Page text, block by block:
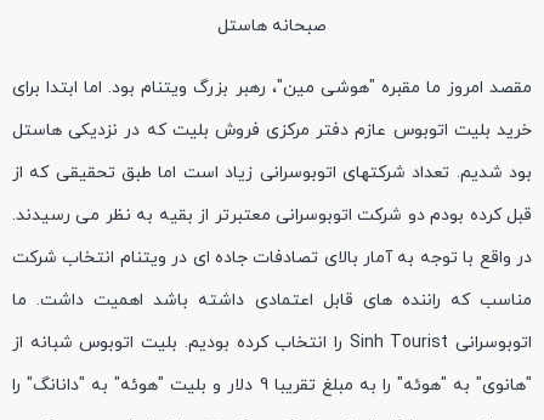
صبحانه هاستل
مقصد امروز ما مقبره "هوشی مین"، رهبر بزرگ ویتنام بود. اما ابتدا برای
خرید بلیت اتوبوس عازم دفتر مرکزی فروش بلیت که در نزدیکی هاستل
بود شدیم. تعداد شرکتهای اتوبوسرانی زیاد است اما طبق تحقیقی که از
قبل کرده بودم دو شرکت اتوبوسرانی معتبرتر از بقیه به نظر می رسیدند.
در واقع با توجه به آمار بالای تصادفات جاده ای در ویتنام انتخاب شرکت
مناسب که راننده های قابل اعتمادی داشته باشد اهمیت داشت. ما
اتوبوسرانی Sinh Tourist را انتخاب کرده بودیم. بلیت اتوبوس شبانه از
"هانوی" به "هوئه" را به مبلغ تقریبا 9 دلار و بلیت "هوئه" به "دانانگ" را